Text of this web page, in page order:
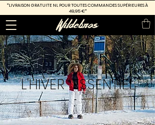
*LIVRAISON GRATUITE NL POUR TOUTES COMMANDES SUPÉRIEURES À
49,95 €*
L'HIVER ESSENTIEL